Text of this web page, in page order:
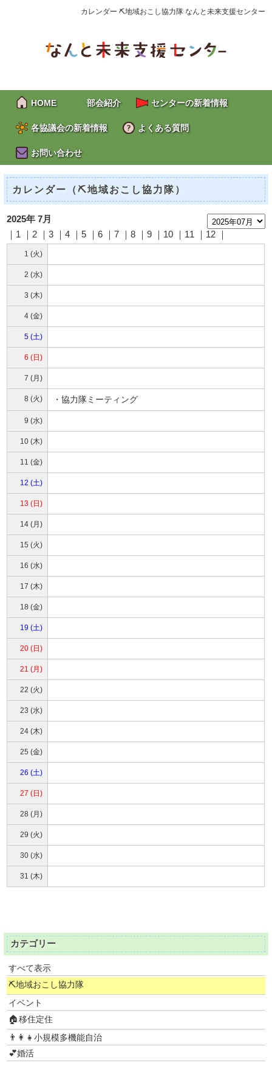
カレンダー ⛏地域おこし協力隊 なんと未来支援センター
HOME 部会紹介 センターの新着情報
各協議会の新着情報 よくある質問
お問い合わせ
カレンダー（⛏地域おこし協力隊）
2025年 7月
｜1 ｜2 ｜3 ｜4 ｜5 ｜6 ｜7 ｜8 ｜9 ｜10 ｜11 ｜12 ｜
1 (火)
2 (水)
3 (木)
4 (金)
5 (土)
6 (日)
7 (月)
8 (火) ・協力隊ミーティング
9 (水)
10 (木)
11 (金)
12 (土)
13 (日)
14 (月)
15 (火)
16 (水)
17 (木)
18 (金)
19 (土)
20 (日)
21 (月)
22 (火)
23 (水)
24 (木)
25 (金)
26 (土)
27 (日)
28 (月)
29 (火)
30 (水)
31 (木)
カテゴリー
すべて表示
⛏地域おこし協力隊
イベント
🏠移住定住
👨‍👩‍👧小規模多機能自治
💕婚活